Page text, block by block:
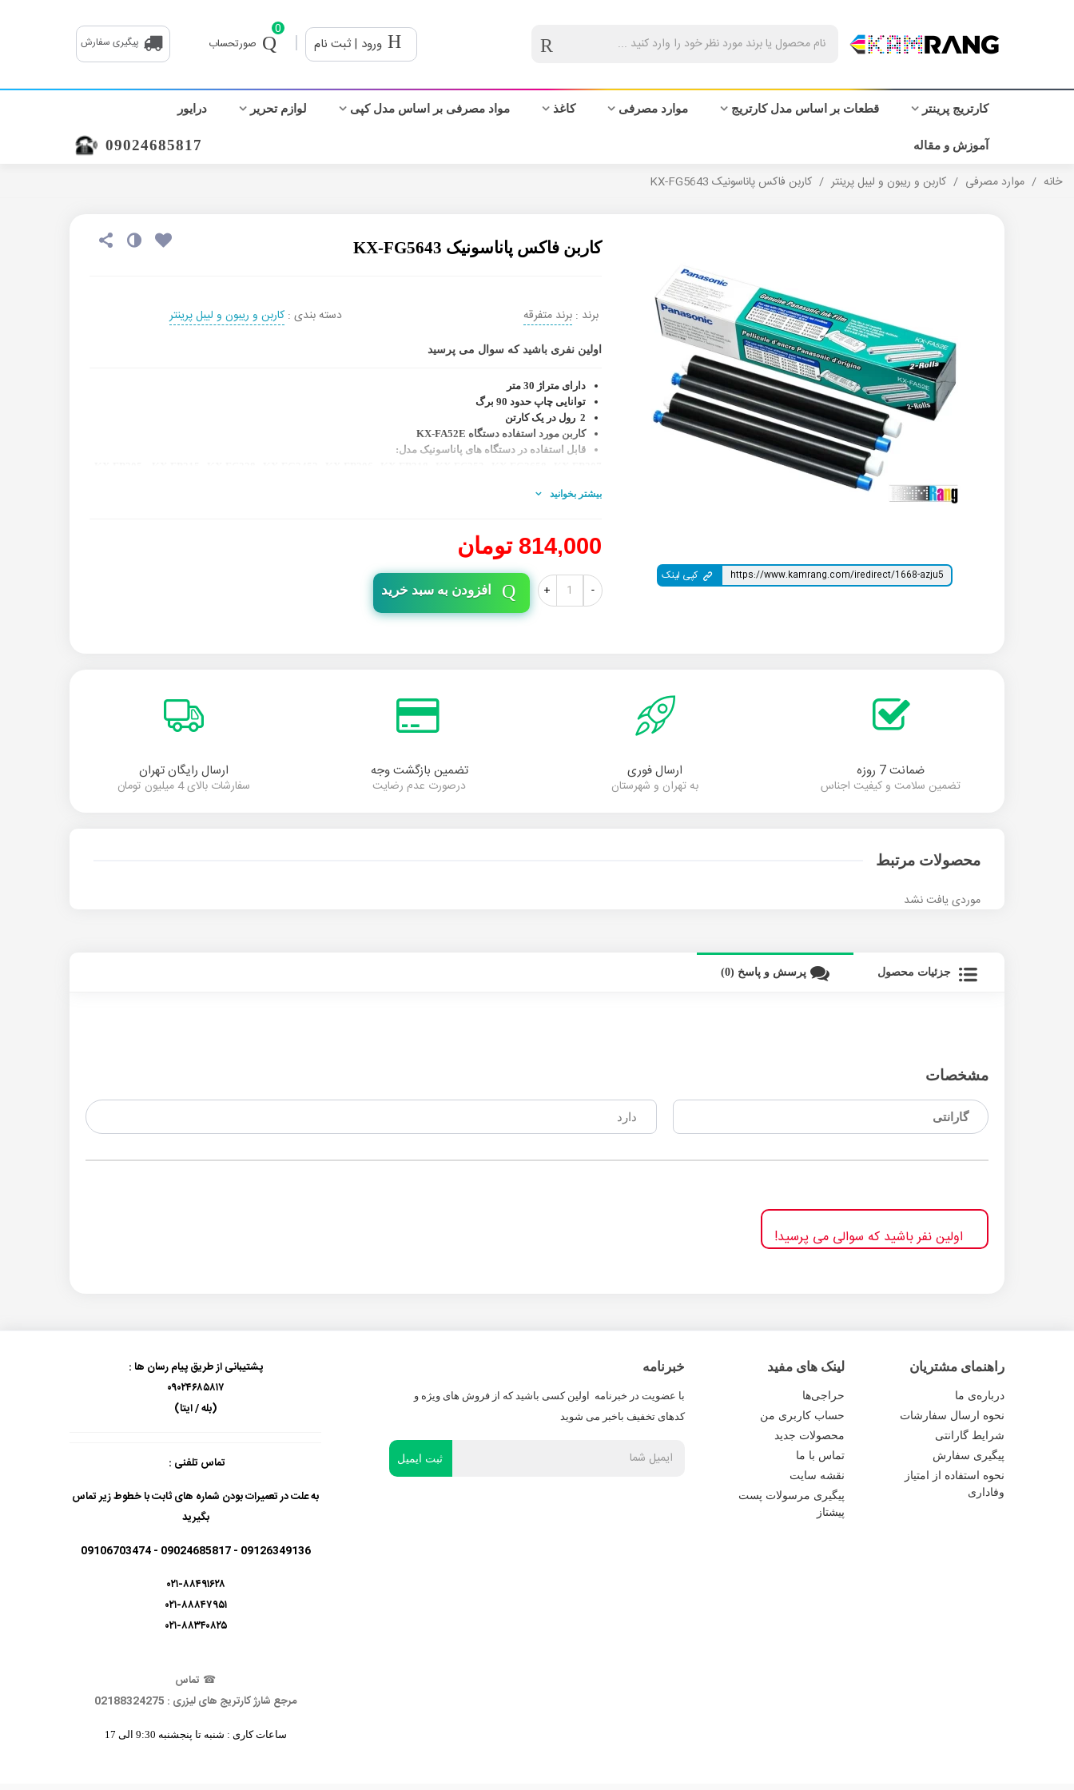
ورود | ثبت نام |
0
صورتحساب
پیگیری سفارش
کارتریج پرینتر قطعات بر اساس مدل کارتریج موارد مصرفی کاغذ مواد مصرفی بر اساس مدل کپی لوازم تحریر درایور
آموزش و مقاله 09024685817
خانه / موارد مصرفی / کاربن و ریبون و لیبل پرینتر / کاربن فاکس پاناسونیک KX-FG5643
کپی لینک
کاربن فاکس پاناسونیک KX-FG5643
برند : برند متفرقه دسته بندی : کاربن و ریبون و لیبل پرینتر
اولین نفری باشید که سوال می پرسید
دارای متراژ 30 متر
توانایی چاپ حدود 90 برگ
2 رول در یک کارتن
کاربن مورد استفاده دستگاه KX-FA52E
قابل استفاده در دستگاه های پاناسونیک مدل:
بیشتر بخوانید
814,000 تومان
-
+ افزودن به سبد خرید
ضمانت 7 روزه
تضمین سلامت و کیفیت اجناس
ارسال فوری
به تهران و شهرستان
تضمین بازگشت وجه
درصورت عدم رضایت
ارسال رایگان تهران
سفارشات بالای 4 میلیون تومان
محصولات مرتبط
موردی یافت نشد
جزئیات محصول پرسش و پاسخ (0)
مشخصات
گارانتی دارد
اولین نفر باشید که سوالی می پرسید!
راهنمای مشتریان
درباره‌ی ما
نحوه ارسال سفارشات
شرایط گارانتی
پیگیری سفارش
نحوه استفاده از امتیاز
وفاداری
لینک های مفید
حراجی‌ها
حساب کاربری من
محصولات جدید
تماس با ما
نقشه سایت
پیگیری مرسولات پست
پیشتاز
خبرنامه
با عضویت در خبرنامه اولین کسی باشید که از فروش های ویژه و
کدهای تخفیف باخبر می شوید
پشتیبانی از طریق پیام رسان ها :
۰۹۰۲۴۶۸۵۸۱۷
(بله / ایتا)
تماس تلفنی :
به علت در تعمیرات بودن شماره های ثابت با خطوط زیر تماس
بگیرید
09126349136 - 09024685817 - 09106703474
۰۲۱-۸۸۴۹۱۶۲۸
۰۲۱-۸۸۸۴۷۹۵۱
۰۲۱-۸۸۳۴۰۸۲۵
☎ تماس
مرجع شارژ کارتریج های لیزری : 02188324275
ساعات کاری : شنبه تا پنجشنبه 9:30 الی 17